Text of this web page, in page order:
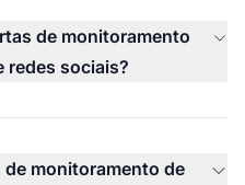
de monitoramento
redes sociais?
monitoramento de